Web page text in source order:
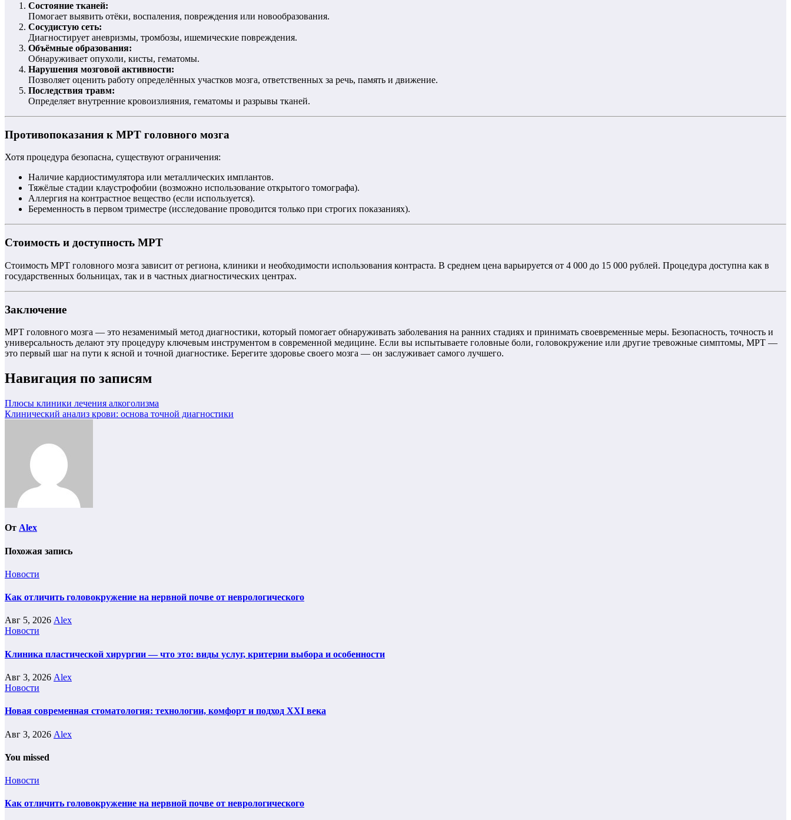
Состояние тканей:
Помогает выявить отёки, воспаления, повреждения или новообразования.
Сосудистую сеть:
Диагностирует аневризмы, тромбозы, ишемические повреждения.
Объёмные образования:
Обнаруживает опухоли, кисты, гематомы.
Нарушения мозговой активности:
Позволяет оценить работу определённых участков мозга, ответственных за речь, память и движение.
Последствия травм:
Определяет внутренние кровоизлияния, гематомы и разрывы тканей.
Противопоказания к МРТ головного мозга
Хотя процедура безопасна, существуют ограничения:
Наличие кардиостимулятора или металлических имплантов.
Тяжёлые стадии клаустрофобии (возможно использование открытого томографа).
Аллергия на контрастное вещество (если используется).
Беременность в первом триместре (исследование проводится только при строгих показаниях).
Стоимость и доступность МРТ
Стоимость МРТ головного мозга зависит от региона, клиники и необходимости использования контраста. В среднем цена варьируется от 4 000 до 15 000 рублей. Процедура доступна как в
государственных больницах, так и в частных диагностических центрах.
Заключение
МРТ головного мозга — это незаменимый метод диагностики, который помогает обнаруживать заболевания на ранних стадиях и принимать своевременные меры. Безопасность, точность и
универсальность делают эту процедуру ключевым инструментом в современной медицине. Если вы испытываете головные боли, головокружение или другие тревожные симптомы, МРТ —
это первый шаг на пути к ясной и точной диагностике. Берегите здоровье своего мозга — он заслуживает самого лучшего.
Навигация по записям
Плюсы клиники лечения алкоголизма
Клинический анализ крови: основа точной диагностики
От Alex
Похожая запись
Новости
Как отличить головокружение на нервной почве от неврологического
Авг 5, 2026 Alex
Новости
Клиника пластической хирургии — что это: виды услуг, критерии выбора и особенности
Авг 3, 2026 Alex
Новости
Новая современная стоматология: технологии, комфорт и подход XXI века
Авг 3, 2026 Alex
You missed
Новости
Как отличить головокружение на нервной почве от неврологического